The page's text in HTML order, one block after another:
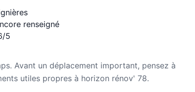
renseigné
5
Avant un déplacement important, pensez à
utiles propres à horizon rénov' 78.